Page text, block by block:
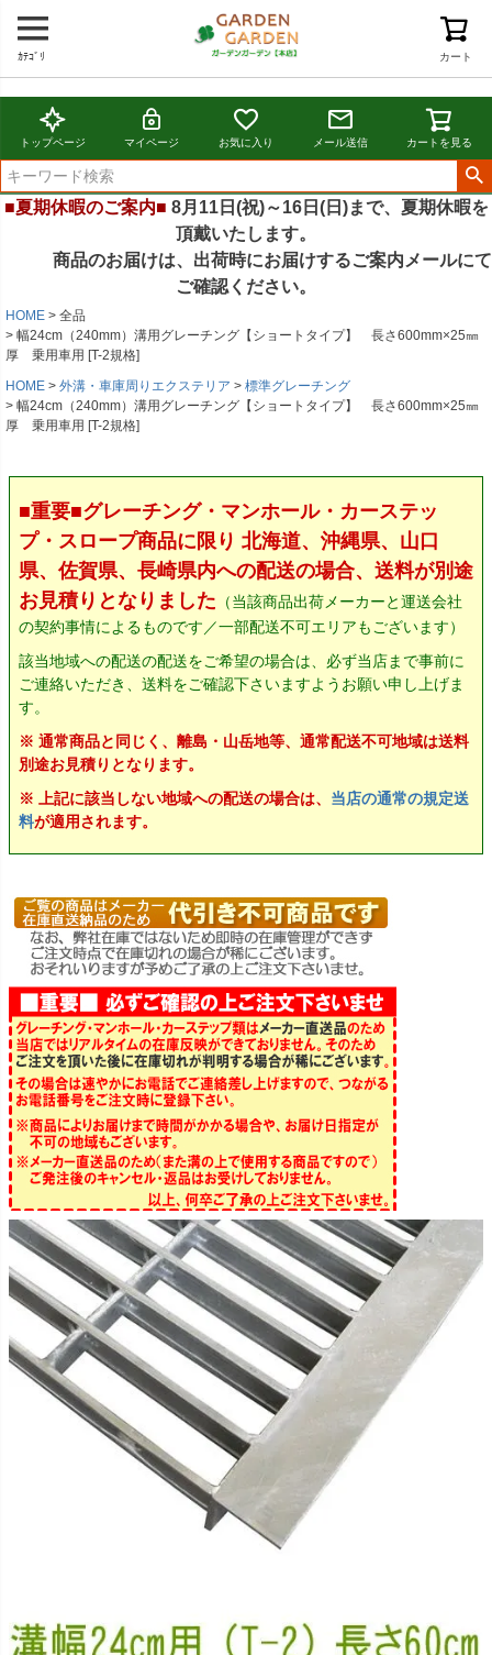
カート
ｶﾃｺﾞﾘ
トップページ マイページ お気に入り メール送信 カートを見る
■夏期休暇のご案内■ 8月11日(祝)～16日(日)まで、夏期休暇を
頂戴いたします。
商品のお届けは、出荷時にお届けするご案内メールにて
ご確認ください。
HOME
全品
幅24cm（240mm）溝用グレーチング【ショートタイプ】 長さ600mm×25㎜
厚 乗用車用 [T-2規格]
HOME
外溝・車庫周りエクステリア
標準グレーチング
幅24cm（240mm）溝用グレーチング【ショートタイプ】 長さ600mm×25㎜
厚 乗用車用 [T-2規格]
■重要■グレーチング・マンホール・カーステッ
プ・スロープ商品に限り 北海道、沖縄県、山口
県、佐賀県、長崎県内への配送の場合、送料が別途
お見積りとなりました （当該商品出荷メーカーと運送会社
の契約事情によるものです／一部配送不可エリアもございます）
該当地域への配送の配送をご希望の場合は、必ず当店まで事前に
ご連絡いただき、送料をご確認下さいますようお願い申し上げま
す。
※ 通常商品と同じく、離島・山岳地等、通常配送不可地域は送料
別途お見積りとなります。
※ 上記に該当しない地域への配送の場合は、 当店の通常の規定送
料が適用されます。